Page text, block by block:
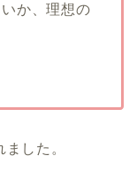
か、理想の
した。